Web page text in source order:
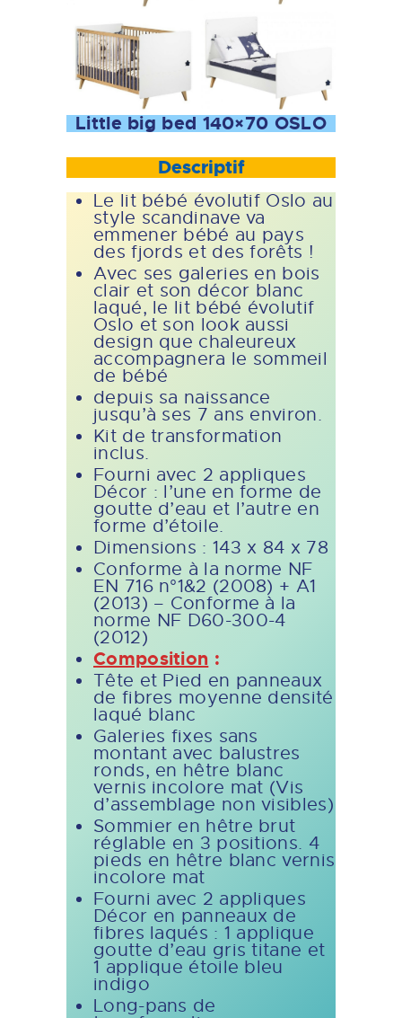
Little big bed 140×70 OSLO
Descriptif
Le lit bébé évolutif Oslo au
style scandinave va
emmener bébé au pays
des fjords et des forêts !
Avec ses galeries en bois
clair et son décor blanc
laqué, le lit bébé évolutif
Oslo et son look aussi
design que chaleureux
accompagnera le sommeil
de bébé
depuis sa naissance
jusqu’à ses 7 ans environ.
Kit de transformation
inclus.
Fourni avec 2 appliques
Décor : l’une en forme de
goutte d’eau et l’autre en
forme d’étoile.
Dimensions : 143 x 84 x 78
Conforme à la norme NF
EN 716 n°1&2 (2008) + A1
(2013) – Conforme à la
norme NF D60-300-4
(2012)
Composition :
Tête et Pied en panneaux
de fibres moyenne densité
laqué blanc
Galeries fixes sans
montant avec balustres
ronds, en hêtre blanc
vernis incolore mat (Vis
d’assemblage non visibles)
Sommier en hêtre brut
réglable en 3 positions. 4
pieds en hêtre blanc vernis
incolore mat
Fourni avec 2 appliques
Décor en panneaux de
fibres laqués : 1 applique
goutte d’eau gris titane et
1 applique étoile bleu
indigo
Long-pans de